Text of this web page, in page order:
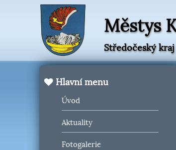
Městys
Středočeský kraj
Hlavní menu
Úvod
Aktuality
Fotogalerie